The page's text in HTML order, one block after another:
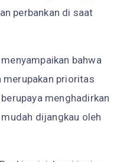
perbankan di saat
bahwa
merupakan prioritas
menghadirkan
dijangkau oleh